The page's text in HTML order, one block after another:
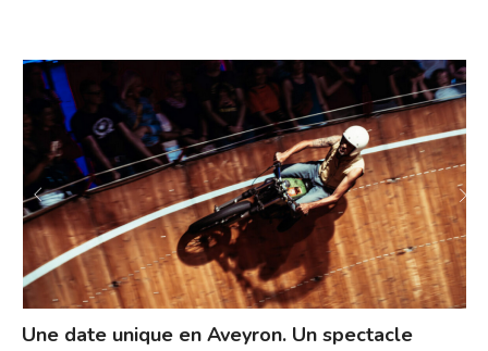
Une date unique en Aveyron. Un spectacle